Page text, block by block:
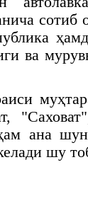
ва
ана
шу